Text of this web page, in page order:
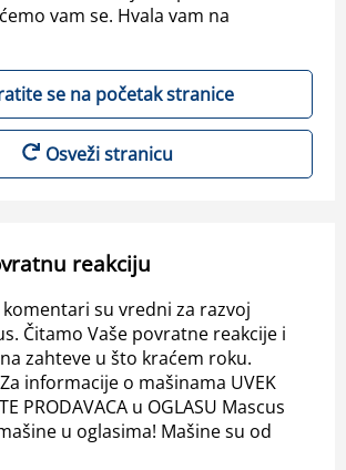
vam se. Hvala vam na
se na početak stranice
Osveži stranicu
reakciju
su vredni za razvoj
Čitamo Vaše povratne reakcije i
zahteve u što kraćem roku.
informacije o mašinama UVEK
PRODAVACA u OGLASU Mascus
u oglasima! Mašine su od